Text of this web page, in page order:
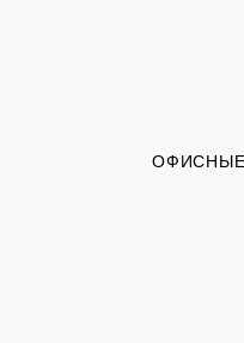
ОФИСНЫЕ